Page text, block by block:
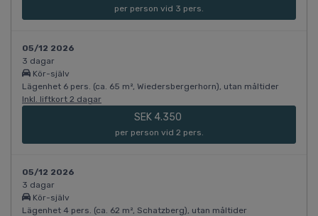
per person vid 3 pers.
05/12 2026
3 dagar
Kör-själv
Lägenhet 6 pers. (ca. 65 m², Wiedersbergerhorn), utan måltider
Inkl. liftkort 2 dagar
SEK 4.350
per person vid 2 pers.
05/12 2026
3 dagar
Kör-själv
Lägenhet 4 pers. (ca. 62 m², Schatzberg), utan måltider